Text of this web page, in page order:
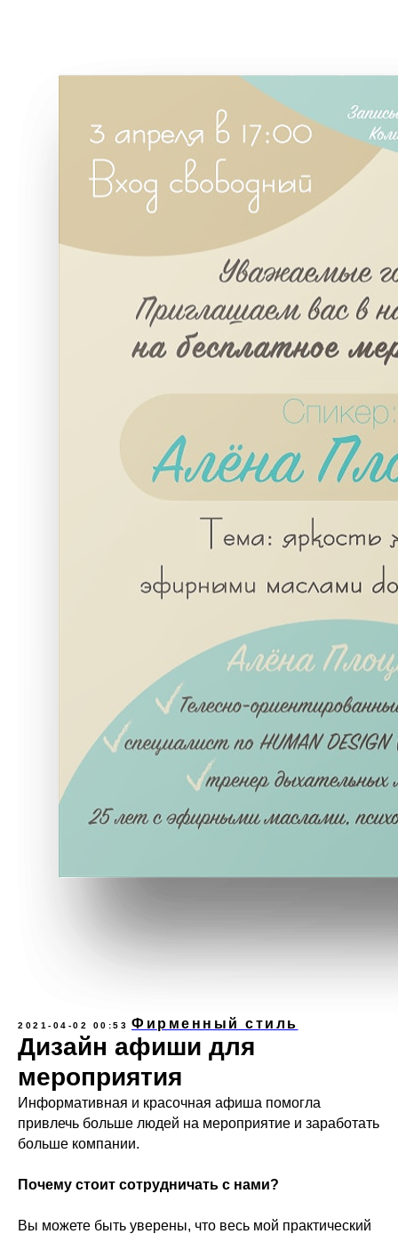
2021-04-02 00:53 Фирменный стиль
Дизайн афиши для
мероприятия
Информативная и красочная афиша помогла
привлечь больше людей на мероприятие и заработать
больше компании.
Почему стоит сотрудничать с нами?
Вы можете быть уверены, что весь мой практический